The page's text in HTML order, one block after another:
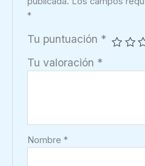
*
Tu puntuación *
Tu valoración *
Nombre*